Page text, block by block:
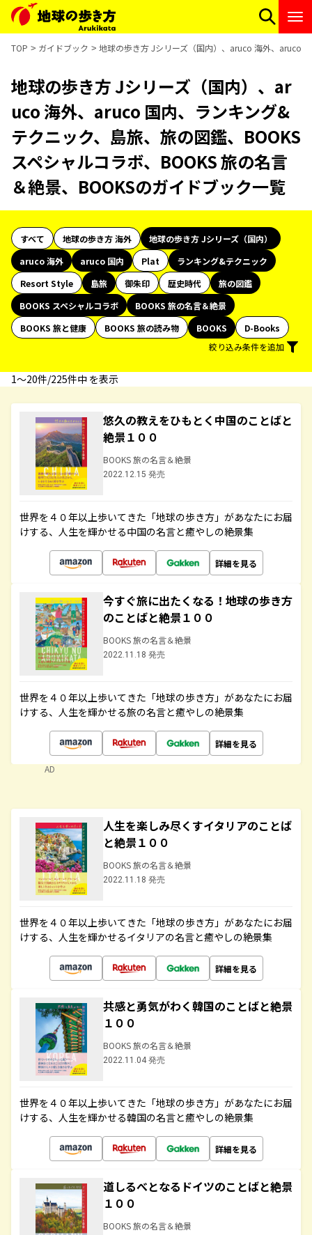
TOP ガイドブック 地球の歩き方 Jシリーズ（国内）、aruco 海外、aruco
地球の歩き方 Jシリーズ（国内）、ar
uco 海外、aruco 国内、ランキング&
テクニック、島旅、旅の図鑑、BOOKS
スペシャルコラボ、BOOKS 旅の名言
＆絶景、BOOKSのガイドブック一覧
すべて 地球の歩き方 海外
地球の歩き方 Jシリーズ（国内）
aruco 海外
aruco 国内 Plat
ランキング&テクニック
Resort Style
島旅 御朱印 歴史時代
旅の図鑑
BOOKS スペシャルコラボ
BOOKS 旅の名言＆絶景
BOOKS 旅と健康
BOOKS 旅の読み物 BOOKS
D-Books
絞り込み条件を追加
1〜20件/225件中 を表示
悠久の教えをひもとく中国のことばと
絶景１００
BOOKS 旅の名言＆絶景
2022.12.15 発売
世界を４０年以上歩いてきた「地球の歩き方」があなたにお届
けする、人生を輝かせる中国の名言と癒やしの絶景集
詳細を見る
今すぐ旅に出たくなる！地球の歩き方
のことばと絶景１００
BOOKS 旅の名言＆絶景
2022.11.18 発売
世界を４０年以上歩いてきた「地球の歩き方」があなたにお届
けする、人生を輝かせる旅の名言と癒やしの絶景集
詳細を見る
AD
人生を楽しみ尽くすイタリアのことば
と絶景１００
BOOKS 旅の名言＆絶景
2022.11.18 発売
世界を４０年以上歩いてきた「地球の歩き方」があなたにお届
けする、人生を輝かせるイタリアの名言と癒やしの絶景集
詳細を見る
共感と勇気がわく韓国のことばと絶景
１００
BOOKS 旅の名言＆絶景
2022.11.04 発売
世界を４０年以上歩いてきた「地球の歩き方」があなたにお届
けする、人生を輝かせる韓国の名言と癒やしの絶景集
詳細を見る
道しるべとなるドイツのことばと絶景
１００
BOOKS 旅の名言＆絶景